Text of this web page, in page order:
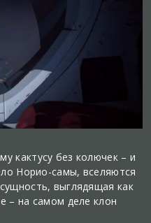
кактусу без колючек – и
Норио-самы, вселяются
выглядящая как
– на самом деле клон